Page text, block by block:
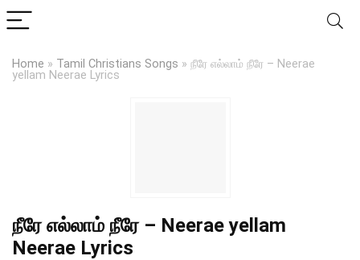
Home » Tamil Christians Songs » நீரே எல்லாம் நீரே – Neerae
yellam Neerae Lyrics
நீரே எல்லாம் நீரே – Neerae yellam
Neerae Lyrics